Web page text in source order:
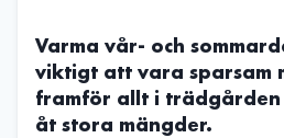
Varma vår- och
viktigt att vara sparsam
framför allt i
åt stora mängder.